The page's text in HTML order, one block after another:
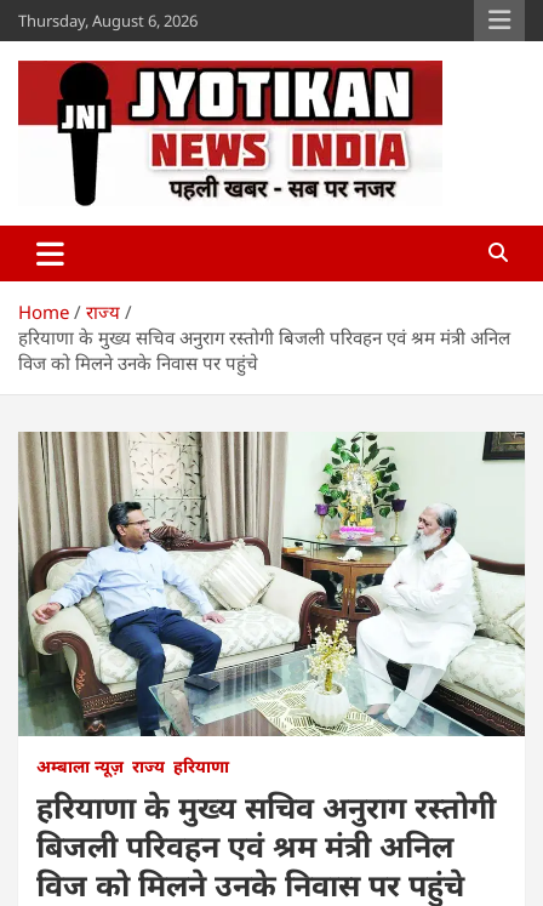
Skip
to
content
Thursday, August 6, 2026
Jyotikan
Home
राज्य
हरियाणा के मुख्य सचिव अनुराग रस्तोगी बिजली परिवहन एवं श्रम मंत्री अनिल
विज को मिलने उनके निवास पर पहुंचे
अम्बाला न्यूज़ राज्य हरियाणा
हरियाणा के मुख्य सचिव अनुराग रस्तोगी
बिजली परिवहन एवं श्रम मंत्री अनिल
विज को मिलने उनके निवास पर पहुंचे